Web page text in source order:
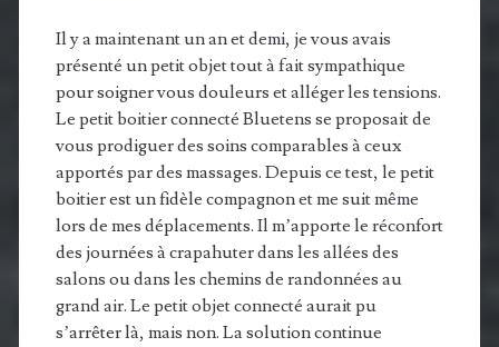
Il y a maintenant un an et demi, je vous avais
présenté un petit objet tout à fait sympathique
pour soigner vous douleurs et alléger les tensions.
Le petit boitier connecté Bluetens se proposait de
vous prodiguer des soins comparables à ceux
apportés par des massages. Depuis ce test, le petit
boitier est un fidèle compagnon et me suit même
lors de mes déplacements. Il m’apporte le réconfort
des journées à crapahuter dans les allées des
salons ou dans les chemins de randonnées au
grand air. Le petit objet connecté aurait pu
s’arrêter là, mais non. La solution continue